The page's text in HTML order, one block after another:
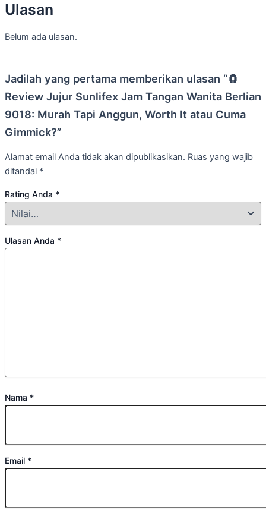
Ulasan
Belum ada ulasan.
Jadilah yang pertama memberikan ulasan “🧲
Review Jujur Sunlifex Jam Tangan Wanita Berlian
9018: Murah Tapi Anggun, Worth It atau Cuma
Gimmick?”
Alamat email Anda tidak akan dipublikasikan. Ruas yang wajib
ditandai *
Rating Anda *
Ulasan Anda *
Nama *
Email *